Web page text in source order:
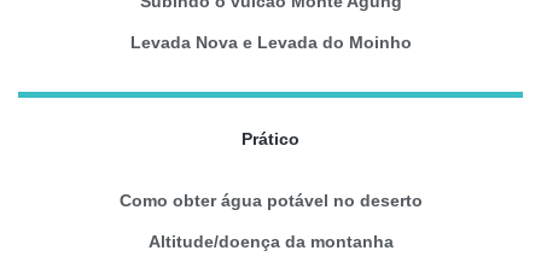
Levada Nova e Levada do Moinho
Prático
Como obter água potável no deserto
Altitude/doença da montanha